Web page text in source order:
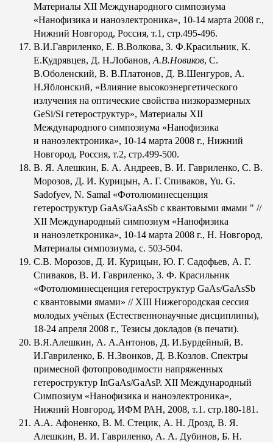
Материалы XII Международного симпозиума
«Нанофизика и наноэлектроника», 10-14 марта 2008 г.,
Нижний Новгород, Россия, т.1, стр.495-496.
В.И.Гавриленко, Е. В.Волкова, З. Ф.Красильник, К.
Е.Кудрявцев, Д. Н.Лобанов, А.В.Новиков, С.
В.Оболенский, В. В.Платонов, Д. В.Шенгуров, А.
Н.Яблонский, «Влияние высокоэнергетического
излучения на оптические свойства низкоразмерных
GeSi/Si гетероструктур», Материалы XII
Международного симпозиума «Нанофизика
и наноэлектроника», 10-14 марта 2008 г., Нижний
Новгород, Россия, т.2, стр.499-500.
В. Я. Алешкин, Б. А. Андреев, В. И. Гавриленко, С. В.
Морозов, Д. И. Курицын, А. Г. Спиваков, Yu. G.
Sadofyev, N. Samal «Фотолюминесценция
гетероструктур GaAs/GaAsSb с квантовыми ямами " //
XII Международный симпозиум «Нанофизика
и наноэлеткроника», 10-14 марта 2008 г., Н. Новгород,
Материалы симпозиума, с. 503-504.
С.В. Морозов, Д. И. Курицын, Ю. Г. Садофьев, А. Г.
Спиваков, В. И. Гавриленко, З. Ф. Красильник
«Фотолюминесценция гетероструктур GaAs/GaAsSb
с квантовыми ямами» // XIII Нижегородская сессия
молодых учёных (Естественнонаучные дисциплины),
18-24 апреля 2008 г., Тезисы докладов (в печати).
В.Я.Алешкин, А. А.Антонов, Д. И.Бурдейный, В.
И.Гавриленко, Б. Н.Звонков, Д. В.Козлов. Спектры
примесной фотопроводимости напряженных
гетероструктур InGaAs/GaAsP. XII Международный
Симпозиум «Нанофизика и наноэлектроника»,
Нижний Новгород, ИФМ РАН, 2008, т.1. стр.180-181.
А.А. Афоненко, В. М. Стецик, А. Н. Дрозд, В. Я.
Алешкин, В. И. Гавриленко, А. А. Дубинов, Б. Н.